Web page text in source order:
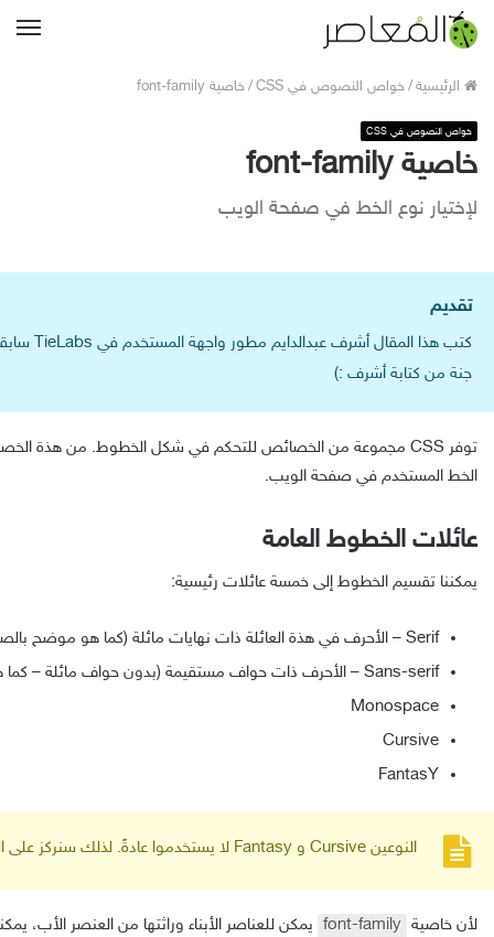
الرئيسية/خواص النصوص في CSS /خاصية font-family
خواص النصوص في CSS
خاصية font-family
لإختيار نوع الخط في صفحة الويب
تقديم
جنة من كتابة أشرف :)
توفر CSS مجموعة من الخصائص للتحكم في شكل الخطوط. من هذة الخصائص خاصية
الخط المستخدم في صفحة الويب.
عائلات الخطوط العامة
يمكننا تقسيم الخطوط إلى خمسة عائلات رئيسية:
Serif – الأحرف في هذة العائلة ذات نهايات مائلة (كما هو موضح بالصورة بالأسفل)
Sans-serif – الأحرف ذات حواف مستقيمة (بدون حواف مائلة – كما هو موضح بالصور بالأسفل)
Monospace
Cursive
FantasY
النوعين Cursive و Fantasy لا يستخدموا عادةً. لذلك سنركز على الثلاثة أنواع الأخرى.
لأن خاصية font-family يمكن للعناصر الأبناء وراثتها من العنصر الأب،